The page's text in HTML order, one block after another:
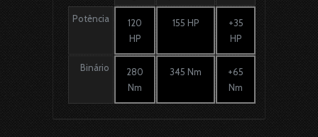
Potência
120
HP
155 HP
+35
HP
Binário
280
Nm
345 Nm
+65
Nm